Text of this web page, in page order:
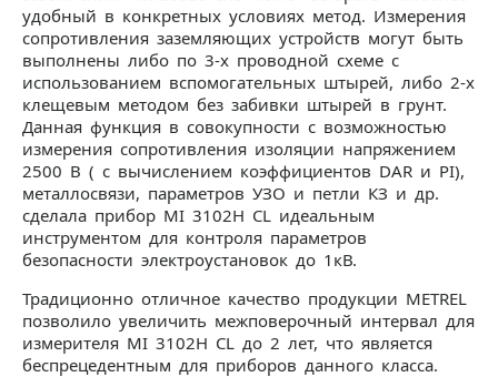
удобный в конкретных условиях метод. Измерения
сопротивления заземляющих устройств могут быть
выполнены либо по 3-х проводной схеме с
использованием вспомогательных штырей, либо 2-х
клещевым методом без забивки штырей в грунт.
Данная функция в совокупности с возможностью
измерения сопротивления изоляции напряжением
2500 В ( с вычислением коэффициентов DAR и PI),
металлосвязи, параметров УЗО и петли КЗ и др.
сделала прибор MI 3102H CL идеальным
инструментом для контроля параметров
безопасности электроустановок до 1кВ.
Традиционно отличное качество продукции METREL
позволило увеличить межповерочный интервал для
измерителя MI 3102H CL до 2 лет, что является
беспрецедентным для приборов данного класса.